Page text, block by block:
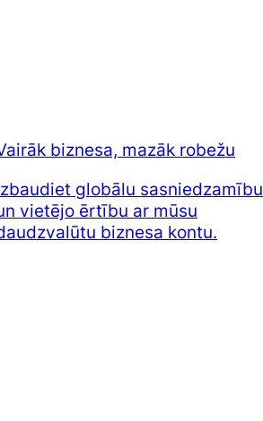
biznesa, mazāk robežu
globālu sasniedzamību
vietējo ērtību ar mūsu
biznesa kontu.